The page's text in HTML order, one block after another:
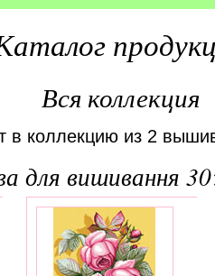
Вся коллекция
в коллекцию из 2
для вишивання